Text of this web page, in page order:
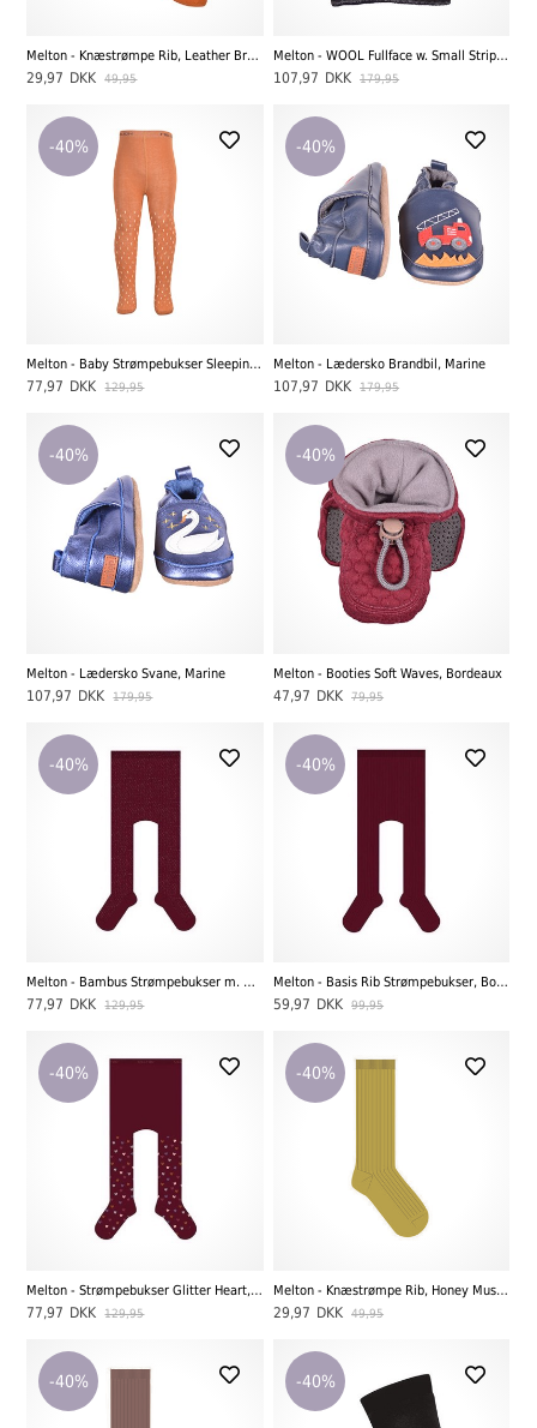
Melton - Knæstrømpe Rib, Leather Brown
29,97 DKK 49,95
Melton - WOOL Fullface w. Small Stripes, Marine
107,97 DKK 179,95
-40%
Melton - Baby Strømpebukser Sleeping Fox, Leather Brown
77,97 DKK 129,95
-40%
Melton - Lædersko Brandbil, Marine
107,97 DKK 179,95
-40%
Melton - Lædersko Svane, Marine
107,97 DKK 179,95
-40%
Melton - Booties Soft Waves, Bordeaux
47,97 DKK 79,95
-40%
Melton - Bambus Strømpebukser m. Glimmer, Bordeaux
77,97 DKK 129,95
-40%
Melton - Basis Rib Strømpebukser, Bordeaux
59,97 DKK 99,95
-40%
Melton - Strømpebukser Glitter Heart, Bordeaux
77,97 DKK 129,95
-40%
Melton - Knæstrømpe Rib, Honey Mustard
29,97 DKK 49,95
-40% -40%